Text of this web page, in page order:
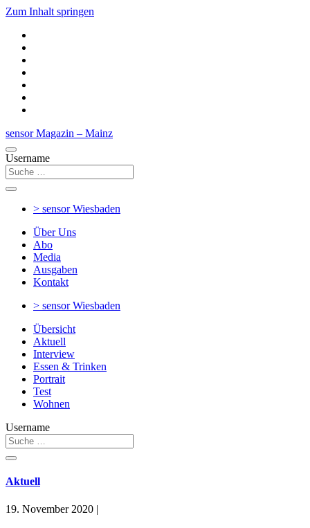
Zum Inhalt springen
sensor Magazin – Mainz
Username
> sensorWiesbaden
Über Uns
Abo
Media
Ausgaben
Kontakt
> sensorWiesbaden
Übersicht
Aktuell
Interview
Essen & Trinken
Portrait
Test
Wohnen
Username
Aktuell
19. November 2020 |